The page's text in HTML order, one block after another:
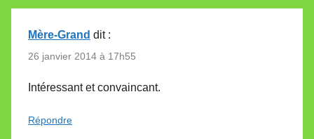
Mère-Grand dit :
26 janvier 2014 à 17h55
Intéressant et convaincant.
Répondre